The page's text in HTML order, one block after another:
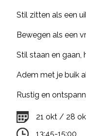
Stil zitten als een
Bewegen als een
Stil staan en gaan,
Adem met je buik
Rustig en
21 okt / 28
13:45-15:00